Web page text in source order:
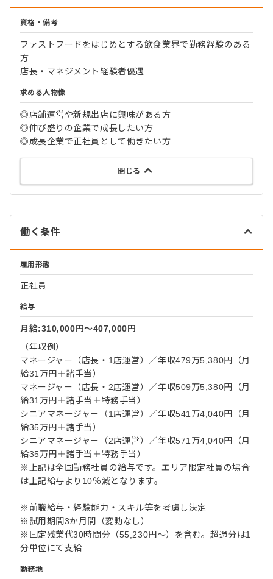
資格・備考
ファストフードをはじめとする飲食業界で勤務経験のある
方
店長・マネジメント経験者優遇
求める人物像
◎店舗運営や新規出店に興味がある方
◎伸び盛りの企業で成長したい方
◎成長企業で正社員として働きたい方
閉じる
働く条件
雇用形態
正社員
給与
月給:310,000円〜407,000円
（年収例）
マネージャー（店長・1店運営）／年収479万5,380円（月
給31万円＋諸手当）
マネージャー（店長・2店運営）／年収509万5,380円（月
給31万円＋諸手当＋特務手当）
シニアマネージャー（1店運営）／年収541万4,040円（月
給35万円＋諸手当）
シニアマネージャー（2店運営）／年収571万4,040円（月
給35万円＋諸手当＋特務手当）
※上記は全国勤務社員の給与です。エリア限定社員の場合
は上記給与より10％減となります。
※前職給与・経験能力・スキル等を考慮し決定
※試用期間3か月間（変動なし）
※固定残業代30時間分（55,230円～）を含む。超過分は1
分単位にて支給
勤務地